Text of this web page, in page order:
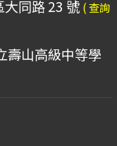
同路 23 號 ( 查詢
壽山高級中等學